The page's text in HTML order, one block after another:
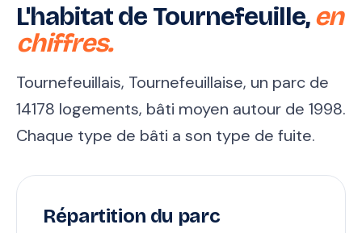
L'habitat de Tournefeuille,en
chiffres.
Tournefeuillais, Tournefeuillaise, un parc de
14178 logements, bâti moyen autour de 1998.
Chaque type de bâti a son type de fuite.
Répartition du parc